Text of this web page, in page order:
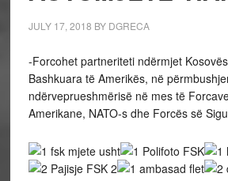
JULY 17, 2018 BY DGRECA
-Forcohet partneriteti ndërmjet
Bashkuara të Amerikës, në
ndërveprueshmërisë në mes të
Amerikane, NATO-s dhe Forcës së